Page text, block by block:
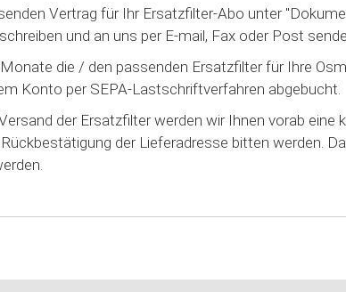
Vertrag für Ihr Ersatzfilter-Abo unter
und an uns per E-mail, Fax oder Post
die / den passenden Ersatzfilter für Ihre
Konto per SEPA-Lastschriftverfahren abgebucht.
der Ersatzfilter werden wir Ihnen vorab
der Lieferadresse bitten werden.